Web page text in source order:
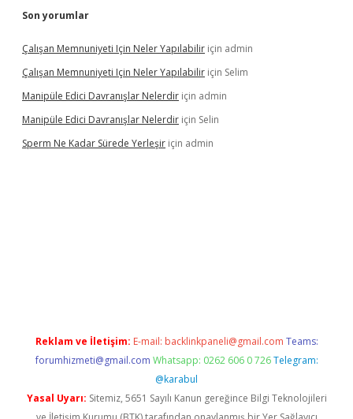
Son yorumlar
Çalışan Memnuniyeti Için Neler Yapılabilir için admin
Çalışan Memnuniyeti Için Neler Yapılabilir için Selim
Manipüle Edici Davranışlar Nelerdir için admin
Manipüle Edici Davranışlar Nelerdir için Selin
Sperm Ne Kadar Sürede Yerleşir için admin
Reklam ve İletişim: E-mail: backlinkpaneli@gmail.com Teams:
forumhizmeti@gmail.com Whatsapp: 0262 606 0 726 Telegram:
@karabul
Yasal Uyarı: Sitemiz, 5651 Sayılı Kanun gereğince Bilgi Teknolojileri